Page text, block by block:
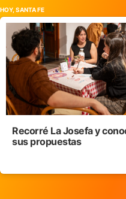
HOY, SANTA FE
Recorré La Josefa y
sus propuestas